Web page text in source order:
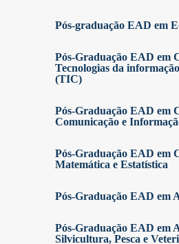
Pós-graduação EAD em
Pós-Graduação EAD em
Tecnologias da
(TIC)
Pós-Graduação EAD em
Comunicação e
Pós-Graduação EAD em
Matemática e Estatística
Pós-Graduação EAD em
Pós-Graduação EAD em
Silvicultura, Pesca e